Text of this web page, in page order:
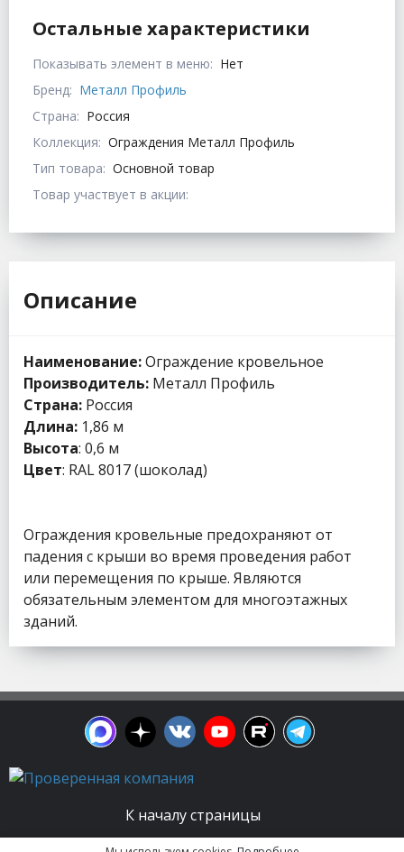
Остальные характеристики
Показывать элемент в меню: Нет
Бренд: Металл Профиль
Страна: Россия
Коллекция: Ограждения Металл Профиль
Тип товара: Основной товар
Товар участвует в акции:
Описание
Наименование:Ограждение кровельное
Производитель: Металл Профиль
Страна: Россия
Длина: 1,86 м
Высота: 0,6 м
Цвет: RAL 8017 (шоколад)
Ограждения кровельные предохраняют от
падения с крыши во время проведения работ
или перемещения по крыше. Являются
обязательным элементом для многоэтажных
зданий.
К началу страницы